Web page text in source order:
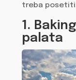
treba
1.
palata